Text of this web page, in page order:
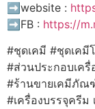
➡️website :
➡️FB : https://
#ชุดเคมี #ชุดเค
#ส่วนประกอบเครื่
#ร้านขายเคมีภัณ
#เครื่องบรรจุครี